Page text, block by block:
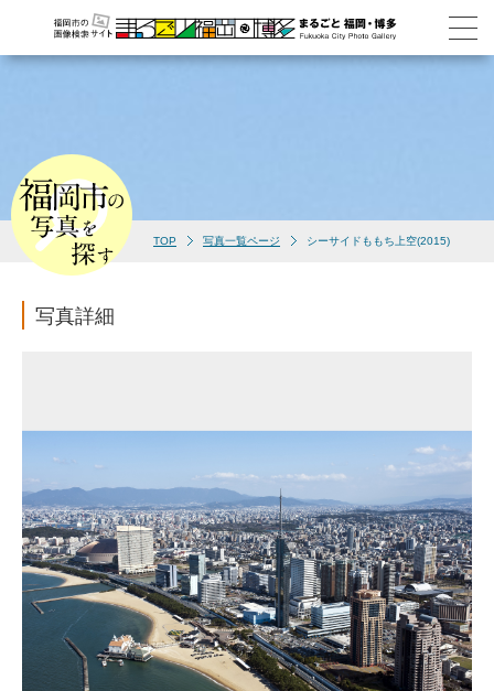
TOP 写真一覧ページ シーサイドももち上空(2015)
写真詳細